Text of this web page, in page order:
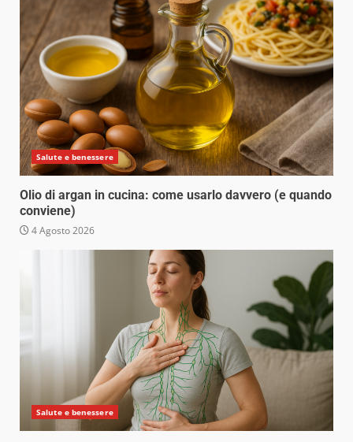
Salute e benessere
Olio di argan in cucina: come usarlo davvero (e quando
conviene)
4 Agosto 2026
Salute e benessere